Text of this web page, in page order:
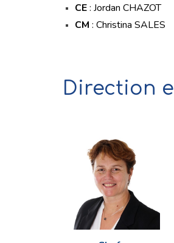
CE: Jordan CHAZOT
CM : Christina SALES
Direction